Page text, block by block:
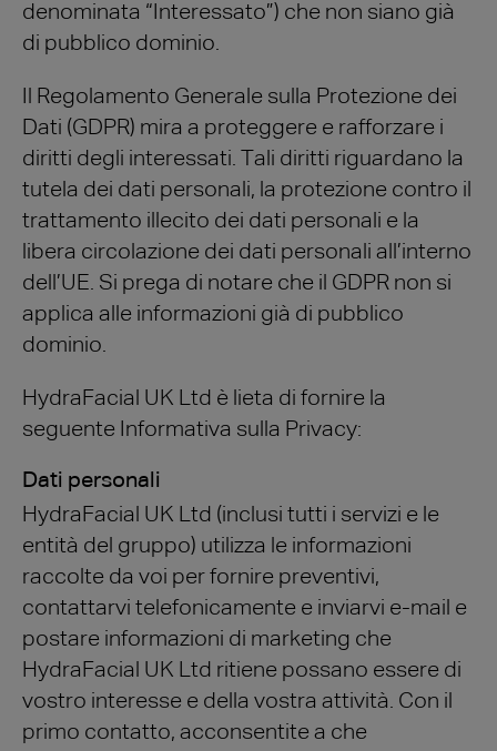
denominata “Interessato”) che non siano già
di pubblico dominio.
Il Regolamento Generale sulla Protezione dei
Dati (GDPR) mira a proteggere e rafforzare i
diritti degli interessati. Tali diritti riguardano la
tutela dei dati personali, la protezione contro il
trattamento illecito dei dati personali e la
libera circolazione dei dati personali all’interno
dell’UE. Si prega di notare che il GDPR non si
applica alle informazioni già di pubblico
dominio.
HydraFacial UK Ltd è lieta di fornire la
seguente Informativa sulla Privacy:
Dati personali
HydraFacial UK Ltd (inclusi tutti i servizi e le
entità del gruppo) utilizza le informazioni
raccolte da voi per fornire preventivi,
contattarvi telefonicamente e inviarvi e-mail e
postare informazioni di marketing che
HydraFacial UK Ltd ritiene possano essere di
vostro interesse e della vostra attività. Con il
primo contatto, acconsentite a che